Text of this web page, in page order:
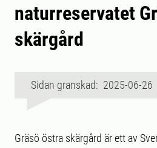
naturreservatet
skärgård
Sidan granskad: 2025-06-26
Gräsö östra skärgård är ett av